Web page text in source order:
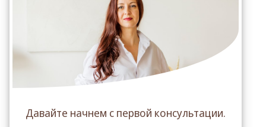
Давайте начнем с первой консультации.